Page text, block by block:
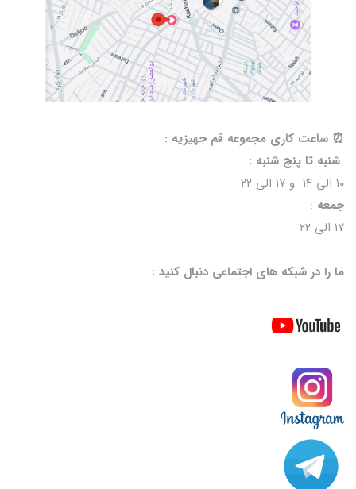
⏰️ ساعت کاری مجموعه قم جهیزیه :
شنبه تا پنج شنبه :
۱۰ الی ۱۴ و ۱۷ الی ۲۲
جمعه :
۱۷ الی ۲۲
ما را در شبکه های اجتماعی دنبال کنید :